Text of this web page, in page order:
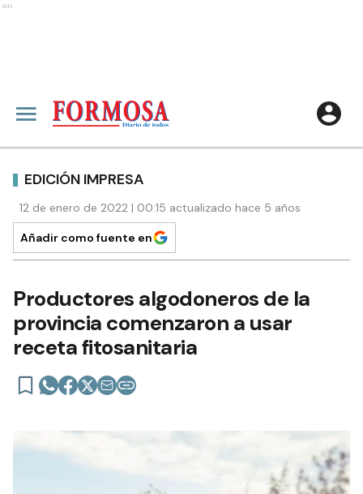
Ads
EDICIÓN IMPRESA
12 de enero de 2022 | 00:15 actualizado hace 5 años
Añadir como fuente en
Productores algodoneros de la
provincia comenzaron a usar
receta fitosanitaria